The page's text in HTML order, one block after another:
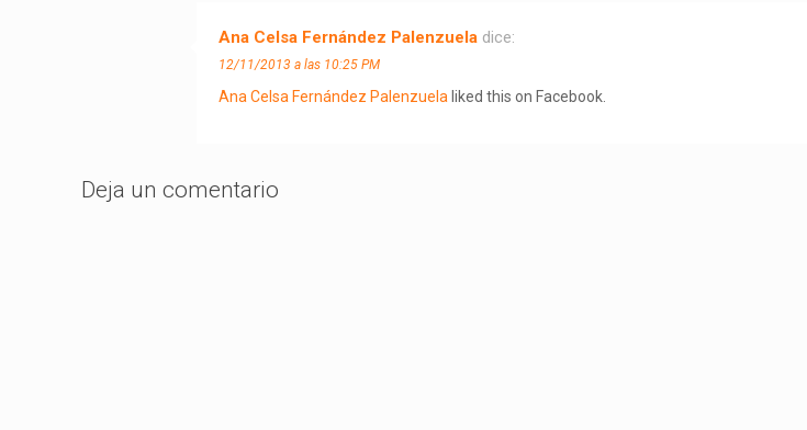
Ana Celsa Fernández Palenzuela dice:
12/11/2013 a las 10:25 PM
Ana Celsa Fernández Palenzuela liked this on Facebook.
Deja un comentario